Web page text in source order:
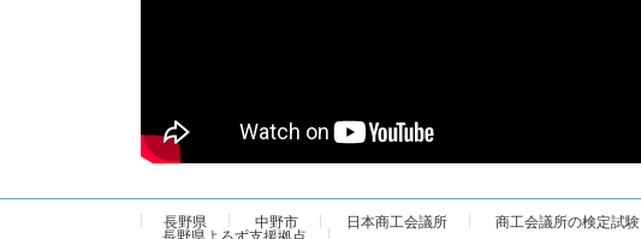
長野県 中野市 日本商工会議所 商工会議所の検定試験
長野県よろず支援拠点